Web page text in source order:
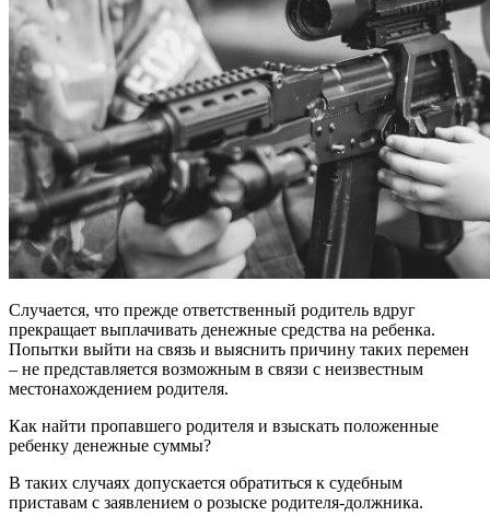
Случается, что прежде ответственный родитель вдруг
прекращает выплачивать денежные средства на ребенка.
Попытки выйти на связь и выяснить причину таких перемен
– не представляется возможным в связи с неизвестным
местонахождением родителя.
Как найти пропавшего родителя и взыскать положенные
ребенку денежные суммы?
В таких случаях допускается обратиться к судебным
приставам с заявлением о розыске родителя-должника.